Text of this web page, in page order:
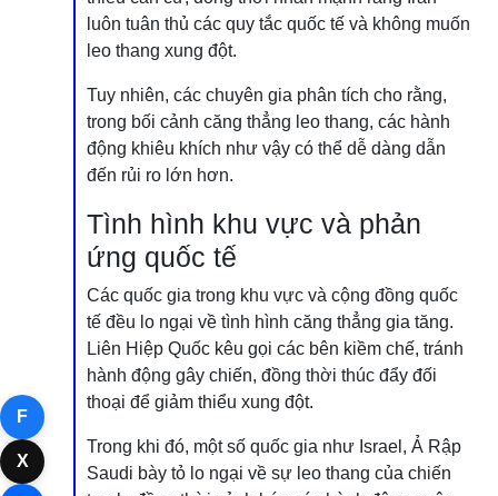
luôn tuân thủ các quy tắc quốc tế và không muốn
leo thang xung đột.
Tuy nhiên, các chuyên gia phân tích cho rằng,
trong bối cảnh căng thẳng leo thang, các hành
động khiêu khích như vậy có thể dễ dàng dẫn
đến rủi ro lớn hơn.
Tình hình khu vực và phản
ứng quốc tế
Các quốc gia trong khu vực và cộng đồng quốc
tế đều lo ngại về tình hình căng thẳng gia tăng.
Liên Hiệp Quốc kêu gọi các bên kiềm chế, tránh
hành động gây chiến, đồng thời thúc đẩy đối
thoại để giảm thiểu xung đột.
Trong khi đó, một số quốc gia như Israel, Ả Rập
Saudi bày tỏ lo ngại về sự leo thang của chiến
F
X